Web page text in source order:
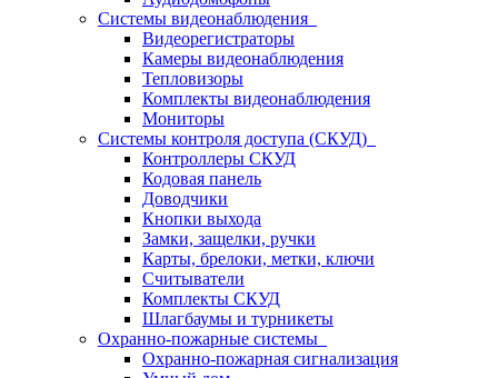
Системы видеонаблюдения
Видеорегистраторы
Камеры видеонаблюдения
Тепловизоры
Комплекты видеонаблюдения
Мониторы
Системы контроля доступа (СКУД)
Контроллеры СКУД
Кодовая панель
Доводчики
Кнопки выхода
Замки, защелки, ручки
Карты, брелоки, метки, ключи
Считыватели
Комплекты СКУД
Шлагбаумы и турникеты
Охранно-пожарные системы
Охранно-пожарная сигнализация